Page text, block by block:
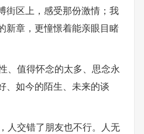
街区上，感受那份激情；我
新章，更憧憬着能亲眼目睹
、值得怀念的太多、思念永
、如今的陌生、未来的谈
人交错了朋友也不行。人无